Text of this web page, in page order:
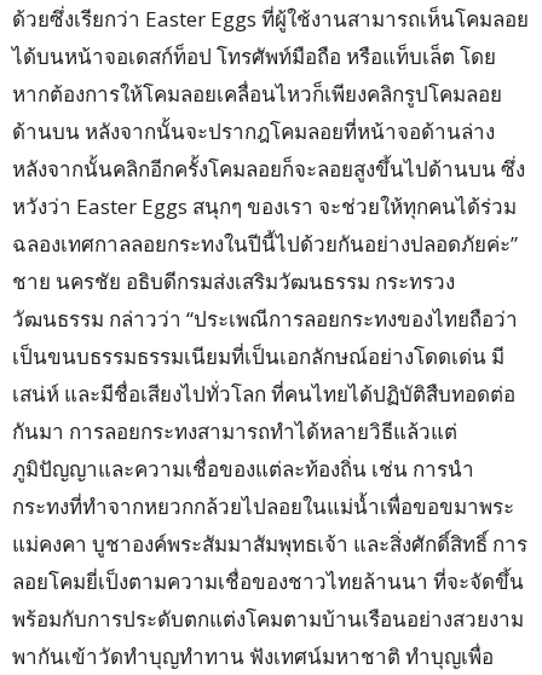
ด้วยซึ่งเรียกว่า Easter Eggs ที่ผู้ใช้งานสามารถเห็นโคมลอย
ได้บนหน้าจอเดสก์ท็อป โทรศัพท์มือถือ หรือแท็บเล็ต โดย
หากต้องการให้โคมลอยเคลื่อนไหวก็เพียงคลิกรูปโคมลอย
ด้านบน หลังจากนั้นจะปรากฎโคมลอยที่หน้าจอด้านล่าง
หลังจากนั้นคลิกอีกครั้งโคมลอยก็จะลอยสูงขึ้นไปด้านบน ซึ่ง
หวังว่า Easter Eggs สนุกๆ ของเรา จะช่วยให้ทุกคนได้ร่วม
ฉลองเทศกาลลอยกระทงในปีนี้ไปด้วยกันอย่างปลอดภัยค่ะ”
ชาย นครชัย อธิบดีกรมส่งเสริมวัฒนธรรม กระทรวง
วัฒนธรรม กล่าวว่า “ประเพณีการลอยกระทงของไทยถือว่า
เป็นขนบธรรมธรรมเนียมที่เป็นเอกลักษณ์อย่างโดดเด่น มี
เสน่ห์ และมีชื่อเสียงไปทั่วโลก ที่คนไทยได้ปฏิบัติสืบทอดต่อ
กันมา การลอยกระทงสามารถทำได้หลายวิธีแล้วแต่
ภูมิปัญญาและความเชื่อของแต่ละท้องถิ่น เช่น การนำ
กระทงที่ทำจากหยวกกล้วยไปลอยในแม่น้ำเพื่อขอขมาพระ
แม่คงคา บูชาองค์พระสัมมาสัมพุทธเจ้า และสิ่งศักดิ์สิทธิ์ การ
ลอยโคมยี่เป็งตามความเชื่อของชาวไทยล้านนา ที่จะจัดขึ้น
พร้อมกับการประดับตกแต่งโคมตามบ้านเรือนอย่างสวยงาม
พากันเข้าวัดทำบุญทำทาน ฟังเทศน์มหาชาติ ทำบุญเพื่อ